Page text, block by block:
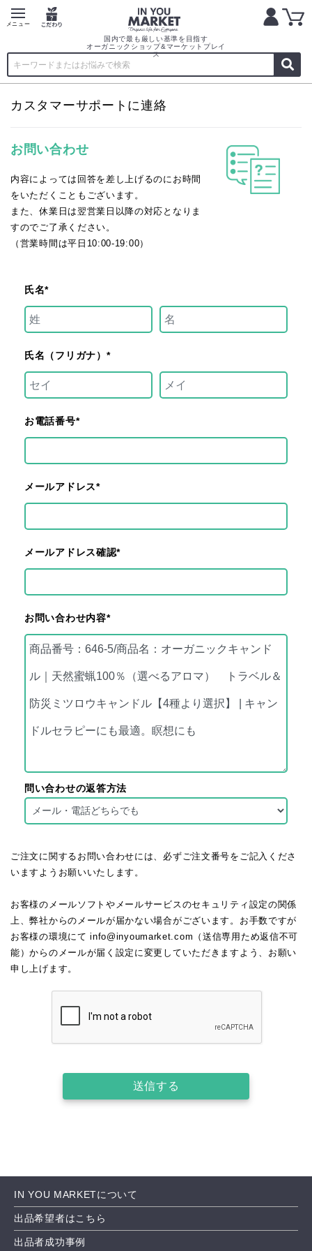
国内で最も厳しい基準を目指す
オーガニックショップ&マーケットプレイ
ス
カスタマーサポートに連絡
お問い合わせ
内容によっては回答を差し上げるのにお時間
をいただくこともございます。
また、休業日は翌営業日以降の対応となりま
すのでご了承ください。
（営業時間は平日10:00-19:00）
氏名*
氏名（フリガナ）*
お電話番号*
メールアドレス*
メールアドレス確認*
お問い合わせ内容*
問い合わせの返答方法
ご注文に関するお問い合わせには、必ずご注文番号をご記入くださ
いますようお願いいたします。
お客様のメールソフトやメールサービスのセキュリティ設定の関係
上、弊社からのメールが届かない場合がございます。お手数ですが
お客様の環境にて info@inyoumarket.com（送信専用ため返信不可
能）からのメールが届く設定に変更していただきますよう、お願い
申し上げます。
送信する
IN YOU MARKETについて
出品希望者はこちら
出品者成功事例